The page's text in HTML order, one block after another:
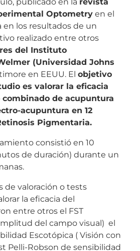
Optometry en el
en los resultados de un
realizado entre otros
del Instituto
(Universidad Johns
en EEUU. El objetivo
es valorar la eficacia
de acupuntura
acupuntura en 12
Pigmentaria.
consistió en 10
de duración) durante un
de valoración o tests
la eficacia del
entre otros el FST
del campo visual) el
Escotópica ( Visión con
Pelli-Robson de sensibilidad